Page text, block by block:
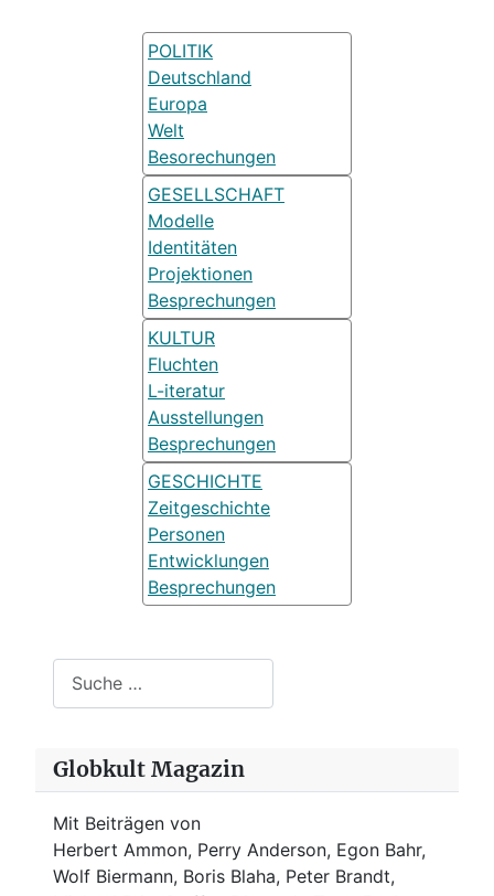
POLITIK
Deutschland
Europa
Welt
Besorechungen
GESELLSCHAFT
Modelle
Identitäten
Projektionen
Besprechungen
KULTUR
Fluchten
L-iteratur
Ausstellungen
Besprechungen
GESCHICHTE
Zeitgeschichte
Personen
Entwicklungen
Besprechungen
Globkult Magazin
Mit Beiträgen von
Herbert Ammon, Perry Anderson, Egon Bahr,
Wolf Biermann, Boris Blaha, Peter Brandt,